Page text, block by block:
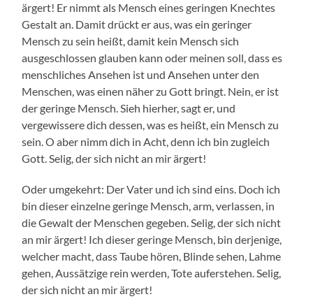
ärgert! Er nimmt als Mensch eines geringen Knechtes
Gestalt an. Damit drückt er aus, was ein geringer
Mensch zu sein heißt, damit kein Mensch sich
ausgeschlossen glauben kann oder meinen soll, dass es
menschliches Ansehen ist und Ansehen unter den
Menschen, was einen näher zu Gott bringt. Nein, er ist
der geringe Mensch. Sieh hierher, sagt er, und
vergewissere dich dessen, was es heißt, ein Mensch zu
sein. O aber nimm dich in Acht, denn ich bin zugleich
Gott. Selig, der sich nicht an mir ärgert!
Oder umgekehrt: Der Vater und ich sind eins. Doch ich
bin dieser einzelne geringe Mensch, arm, verlassen, in
die Gewalt der Menschen gegeben. Selig, der sich nicht
an mir ärgert! Ich dieser geringe Mensch, bin derjenige,
welcher macht, dass Taube hören, Blinde sehen, Lahme
gehen, Aussätzige rein werden, Tote auferstehen. Selig,
der sich nicht an mir ärgert!